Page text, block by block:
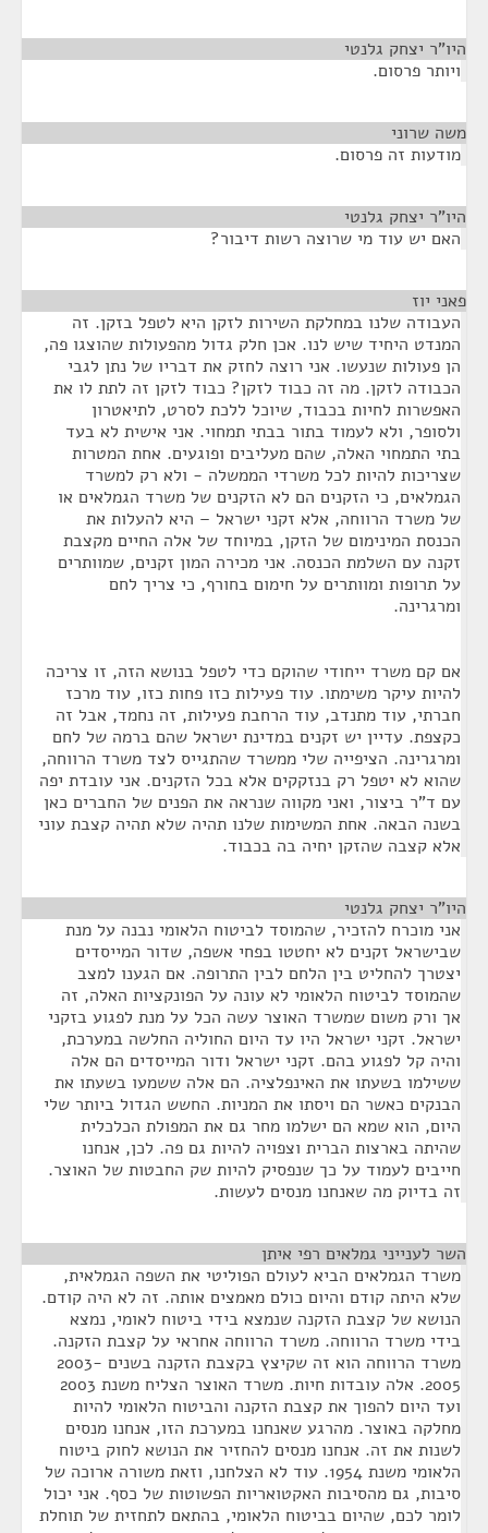
היו"ר יצחק גלנטי
ויותר פרסום.
משה שרוני
מודעות זה פרסום.
היו"ר יצחק גלנטי
האם יש עוד מי שרוצה רשות דיבור?
פאני יוז
העבודה שלנו במחלקת השירות לזקן היא לטפל בזקן. זה
המנדט היחיד שיש לנו. אכן חלק גדול מהפעולות שהוצגו פה,
הן פעולות שנעשו. אני רוצה לחזק את דבריו של נתן לגבי
הכבודה לזקן. מה זה כבוד לזקן? כבוד לזקן זה לתת לו את
האפשרות לחיות בכבוד, שיוכל ללכת לסרט, לתיאטרון
ולסופר, ולא לעמוד בתור בבתי תמחוי. אני אישית לא בעד
בתי התמחוי האלה, שהם מעליבים ופוגעים. אחת המטרות
שצריכות להיות לכל משרדי הממשלה - ולא רק למשרד
הגמלאים, כי הזקנים הם לא הזקנים של משרד הגמלאים או
של משרד הרווחה, אלא זקני ישראל – היא להעלות את
הכנסת המינימום של הזקן, במיוחד של אלה החיים מקצבת
זקנה עם השלמת הכנסה. אני מכירה המון זקנים, שמוותרים
על תרופות ומוותרים על חימום בחורף, כי צריך לחם
ומרגרינה.
אם קם משרד ייחודי שהוקם כדי לטפל בנושא הזה, זו צריכה
להיות עיקר משימתו. עוד פעילות כזו פחות כזו, עוד מרכז
חברתי, עוד מתנדב, עוד הרחבת פעילות, זה נחמד, אבל זה
כקצפת. עדיין יש זקנים במדינת ישראל שהם ברמה של לחם
ומרגרינה. הציפייה שלי ממשרד שהתגייס לצד משרד הרווחה,
שהוא לא יטפל רק בנזקקים אלא בכל הזקנים. אני עובדת יפה
עם ד"ר ביצור, ואני מקווה שנראה את הפנים של החברים כאן
בשנה הבאה. אחת המשימות שלנו תהיה שלא תהיה קצבת עוני
אלא קצבה שהזקן יחיה בה בכבוד.
היו"ר יצחק גלנטי
אני מוכרח להזכיר, שהמוסד לביטוח הלאומי נבנה על מנת
שבישראל זקנים לא יחטטו בפחי אשפה, שדור המייסדים
יצטרך להחליט בין הלחם לבין התרופה. אם הגענו למצב
שהמוסד לביטוח הלאומי לא עונה על הפונקציות האלה, זה
אך ורק משום שמשרד האוצר עשה הכל על מנת לפגוע בזקני
ישראל. זקני ישראל היו עד היום החוליה החלשה במערכת,
והיה קל לפגוע בהם. זקני ישראל ודור המייסדים הם אלה
ששילמו בשעתו את האינפלציה. הם אלה ששמעו בשעתו את
הבנקים כאשר הם ויסתו את המניות. החשש הגדול ביותר שלי
היום, הוא שמא הם ישלמו מחר גם את המפולת הכלכלית
שהיתה בארצות הברית וצפויה להיות גם פה. לכן, אנחנו
חייבים לעמוד על כך שנפסיק להיות שק החבטות של האוצר.
זה בדיוק מה שאנחנו מנסים לעשות.
השר לענייני גמלאים רפי איתן
משרד הגמלאים הביא לעולם הפוליטי את השפה הגמלאית,
שלא היתה קודם והיום כולם מאמצים אותה. זה לא היה קודם.
הנושא של קצבת הזקנה שנמצא בידי ביטוח לאומי, נמצא
בידי משרד הרווחה. משרד הרווחה אחראי על קצבת הזקנה.
משרד הרווחה הוא זה שקיצץ בקצבת הזקנה בשנים 2003-
2005. אלה עובדות חיות. משרד האוצר הצליח משנת 2003
ועד היום להפוך את קצבת הזקנה והביטוח הלאומי להיות
מחלקה באוצר. מהרגע שאנחנו במערכת הזו, אנחנו מנסים
לשנות את זה. אנחנו מנסים להחזיר את הנושא לחוק ביטוח
הלאומי משנת 1954. עוד לא הצלחנו, וזאת משורה ארוכה של
סיבות, גם מהסיבות האקטואריות הפשוטות של כסף. אני יכול
לומר לכם, שהיום בביטוח הלאומי, בהתאם לתחזית של תוחלת